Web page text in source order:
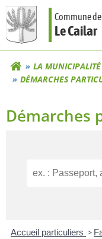
Aller
au
contenu
Commune de
Le Cailar
LA MUNICIPALITÉ
DÉMARCHES
Démarches
Accueil particuliers >